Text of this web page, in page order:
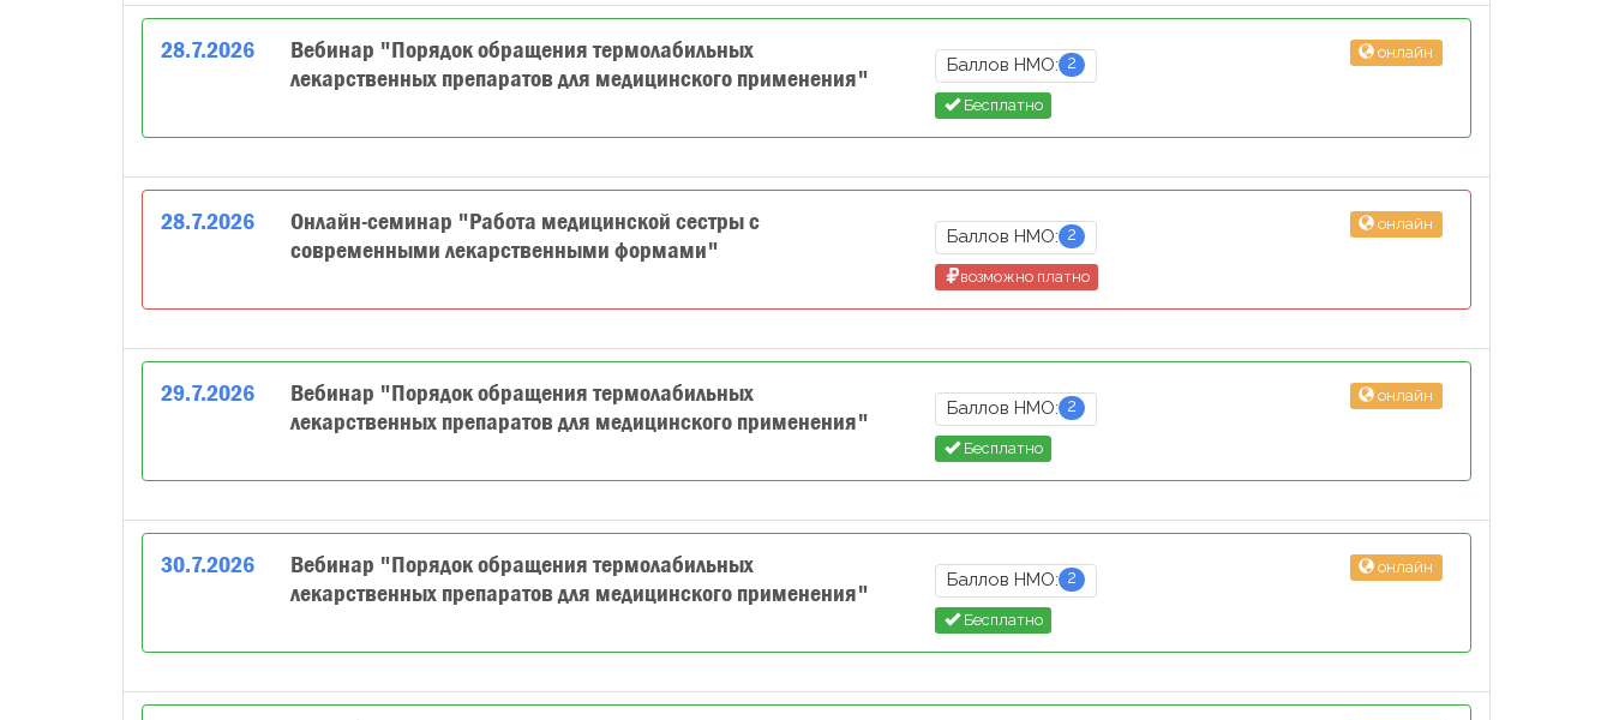
28.7.2026
Вебинар "Порядок обращения термолабильных
лекарственных препаратов для медицинского применения"
Баллов НМО: 2
онлайн
Бесплатно
28.7.2026
Онлайн-семинар "Работа медицинской сестры с
современными лекарственными формами"
Баллов НМО: 2
онлайн
возможно платно
29.7.2026
Вебинар "Порядок обращения термолабильных
лекарственных препаратов для медицинского применения"
Баллов НМО: 2
онлайн
Бесплатно
30.7.2026
Вебинар "Порядок обращения термолабильных
лекарственных препаратов для медицинского применения"
Баллов НМО: 2
онлайн
Бесплатно